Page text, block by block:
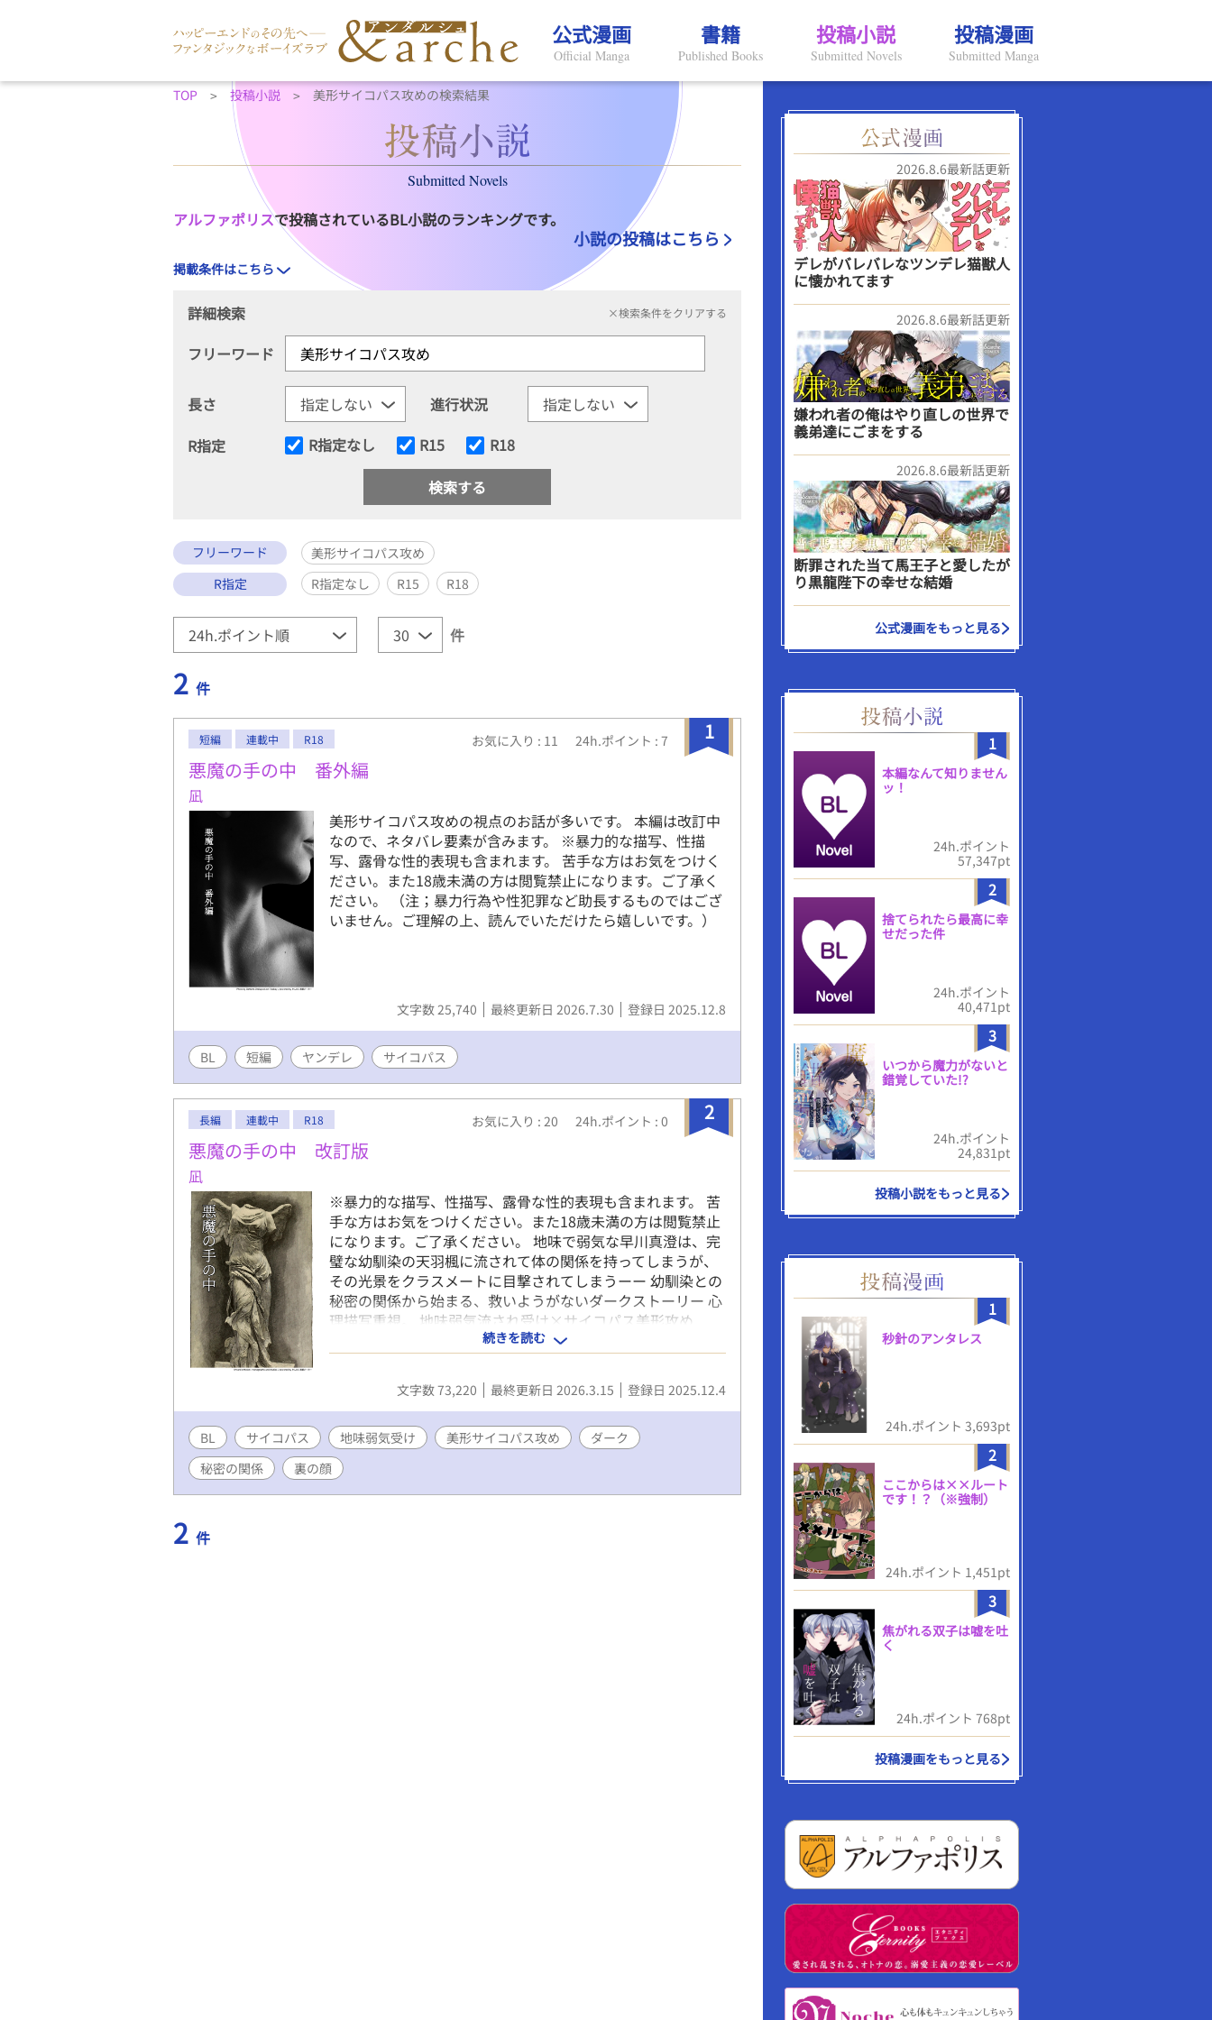
公式漫画
Official Manga
書籍
Published Books
投稿小説
Submitted Novels
投稿漫画
Submitted Manga
TOP 投稿小説 美形サイコパス攻めの検索結果
Submitted Novels
アルファポリスで投稿されているBL小説のランキングです。
小説の投稿はこちら
掲載条件はこちら
詳細検索 ×検索条件をクリアする
フリーワード
長さ
進行状況
R指定
R指定なし R15 R18
フリーワード
美形サイコパス攻め
R指定
R指定なし R15 R18
件
2 件
1
短編 連載中 R18 お気に入り : 11 24h.ポイント : 7
悪魔の手の中 番外編
凪
美形サイコパス攻めの視点のお話が多いです。 本編は改訂中
なので、ネタバレ要素が含みます。 ※暴力的な描写、性描
写、露骨な性的表現も含まれます。 苦手な方はお気をつけく
ださい。また18歳未満の方は閲覧禁止になります。ご了承く
ださい。 （注；暴力行為や性犯罪など助長するものではござ
いません。ご理解の上、読んでいただけたら嬉しいです。）
文字数 25,740 最終更新日 2026.7.30 登録日 2025.12.8
BL 短編 ヤンデレ サイコパス
2
長編 連載中 R18 お気に入り : 20 24h.ポイント : 0
悪魔の手の中 改訂版
凪
※暴力的な描写、性描写、露骨な性的表現も含まれます。 苦
手な方はお気をつけください。また18歳未満の方は閲覧禁止
になります。ご了承ください。 地味で弱気な早川真澄は、完
璧な幼馴染の天羽楓に流されて体の関係を持ってしまうが、
その光景をクラスメートに目撃されてしまうーー 幼馴染との
秘密の関係から始まる、救いようがないダークストーリー 心
理描写重視。 地味弱気流され受け×サイコパス美形攻め
（注；暴力行為や性犯罪など助長するものではございませ
ん。ご理解の上、読んでいただけたら嬉しいです。）
続きを読む
文字数 73,220 最終更新日 2026.3.15 登録日 2025.12.4
BL サイコパス 地味弱気受け 美形サイコパス攻め
ダーク
秘密の関係
裏の顔
2 件
2026.8.6最新話更新
デレがバレバレなツンデレ猫獣人
に懐かれてます
2026.8.6最新話更新
嫌われ者の俺はやり直しの世界で
義弟達にごまをする
2026.8.6最新話更新
断罪された当て馬王子と愛したが
り黒龍陛下の幸せな結婚
公式漫画をもっと見る
1
本編なんて知りません
ッ！
24h.ポイント
57,347pt
2
捨てられたら最高に幸
せだった件
24h.ポイント
40,471pt
3
いつから魔力がないと
錯覚していた!?
24h.ポイント
24,831pt
投稿小説をもっと見る
1
秒針のアンタレス
24h.ポイント 3,693pt
2
ここからは××ルート
です！？（※強制）
24h.ポイント 1,451pt
3
焦がれる双子は嘘を吐
く
24h.ポイント 768pt
投稿漫画をもっと見る